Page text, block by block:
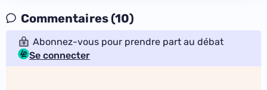
Commentaires (10)
Abonnez-vous pour prendre part au débat
Se connecter